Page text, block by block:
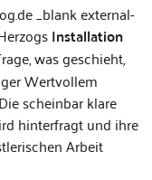
_blank external-
Instal­la­tion
was geschieht,
Wert­vol­lem
schein­bar klare
hin­ter­fragt und ihre
Arbeit